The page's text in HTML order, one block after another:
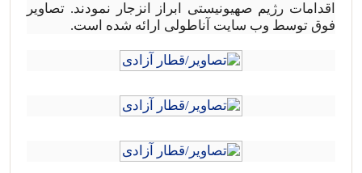
اقدامات رژیم صهیونیستی ابراز انزجار نمودند. تصاویر
فوق توسط وب سایت آناطولی ارائه شده است.